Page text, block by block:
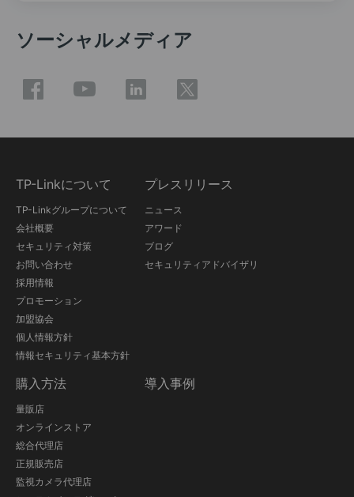
ソーシャルメディア
TP-Linkについて
TP-Linkグループについて
会社概要
セキュリティ対策
お問い合わせ
採用情報
プロモーション
加盟協会
個人情報方針
情報セキュリティ基本方針
プレスリリース
ニュース
アワード
ブログ
セキュリティアドバイザリ
購入方法
量販店
オンラインストア
総合代理店
正規販売店
監視カメラ代理店
導入事例